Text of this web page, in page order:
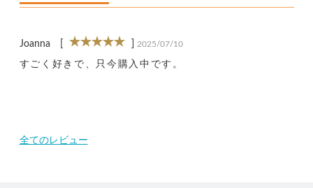
Joanna 2025/07/10
すごく好きで、只今購入中です。
全てのレビュー